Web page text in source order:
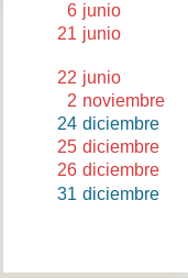
6 junio
21 junio
22 junio
2 noviembre
24 diciembre
25 diciembre
26 diciembre
31 diciembre